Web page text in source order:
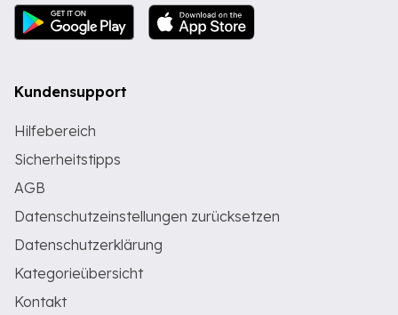
Kundensupport
Hilfebereich
Sicherheitstipps
AGB
Datenschutzeinstellungen zurücksetzen
Datenschutzerklärung
Kategorieübersicht
Kontakt